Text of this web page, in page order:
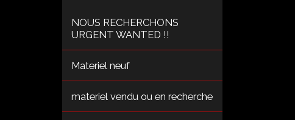
NOUS RECHERCHONS
URGENT WANTED !!
Materiel neuf
materiel vendu ou en recherche